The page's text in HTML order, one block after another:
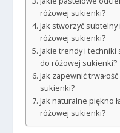
różowej sukienki?
Jak stworzyć
różowej sukienki?
Jakie trendy i techniki
do różowej sukienki?
Jak zapewnić
sukienki?
Jak naturalne piękno
różowej sukienki?